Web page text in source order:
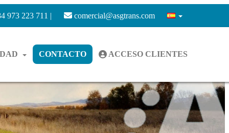
973 223 711 | comercial@asgtrans.com
CONTACTO ACCESO CLIENTES